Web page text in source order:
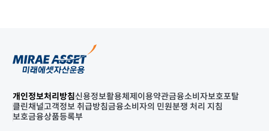
개인정보처리방침신용정보활용체제 이용약관금융소비자보호포탈
클린채널고객정보 취급방침금융소비자의 민원분쟁 처리 지침
보호금융상품등록부